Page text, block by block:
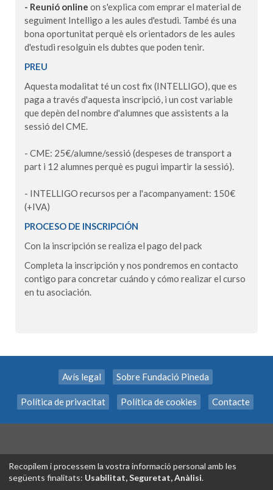
- Reunió online on s'explica com emprar el material de
seguiment Intelligo a les aules d'estudi. També és una
bona oportunitat perquè els orientadors de les aules
d'estudi resolguin els dubtes que poden tenir.
PREU
Aquesta modalitat té un cost fix (INTELLIGO), que es
paga a través d'aquesta inscripció, i un cost variable
que depèn del nombre d'alumnes que assistents a la
sessió del CME.
- CME: 25€/alumne/sessió (despeses de transport a
part i 12 alumnes perquè es pugui impartir la sessió).
- INTELLIGO recursos per a l'acompanyament: 150€
(+IVA)
PROCESO DE INSCRIPCIÓN
Con la inscripción se realiza el pago del pack
Completa la inscripción y nos pondremos en contacto
contigo para concretar cuándo y cómo realizar el curso
en tu asociación.
Avís legal Sobre Fundació Pineda
Política de privacitat Política de cookies Contacte
Tecnología exclusiva deINSCRIPCION.ONLINE
Recopilem i processem la vostra informació personal amb les
següents finalitats: Usabilitat, Seguretat, Anàlisi.